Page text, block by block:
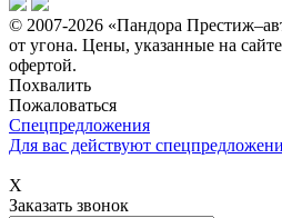
© 2007-2026 «Пандора
от угона. Цены, указанные на
офертой.
Похвалить
Пожаловаться
Спецпредложения
Для вас действуют
Х
Заказать звонок